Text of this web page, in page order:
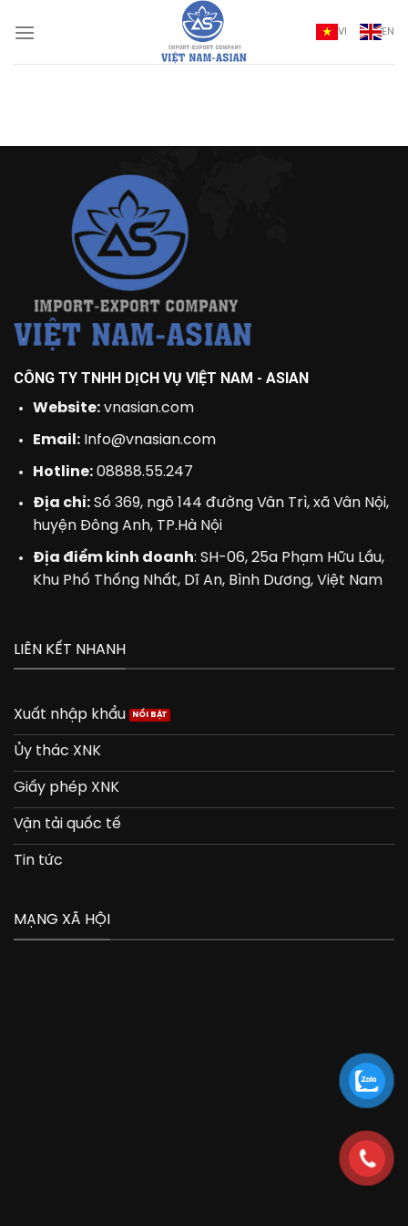
qua
VI EN
CÔNG TY TNHH DỊCH VỤ VIỆT NAM - ASIAN
Website:vnasian.com
Email:Info@vnasian.com
Hotline:08888.55.247
Địa chỉ:Số 369, ngõ 144 đường Vân Trì, xã Vân Nội,
huyện Đông Anh, TP.Hà Nội
Địa điểm kinh doanh: SH-06, 25a Phạm Hữu Lầu,
Khu Phố Thống Nhất, Dĩ An, Bình Dương, Việt Nam
LIÊN KẾT NHANH
Xuất nhập khẩu
Ủy thác XNK
Giấy phép XNK
Vận tải quốc tế
Tin tức
MẠNG XÃ HỘI